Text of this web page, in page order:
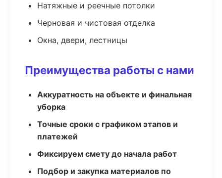
Натяжные и реечные потолки
Черновая и чистовая отделка
Окна, двери, лестницы
Преимущества работы с нами
Аккуратность на объекте и финальная
уборка
Точные сроки с графиком этапов и
платежей
Фиксируем смету до начала работ
Подбор и закупка материалов по